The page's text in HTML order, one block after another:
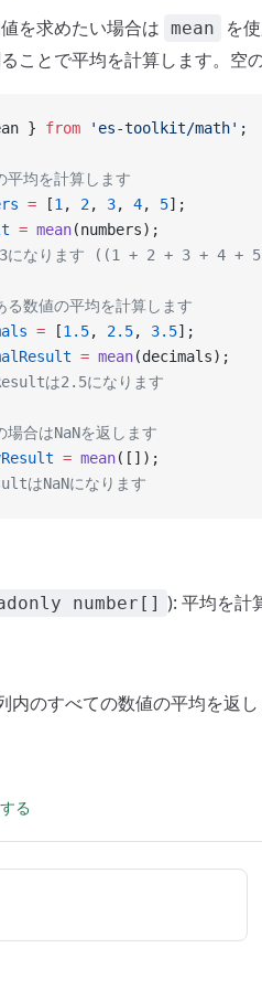
を求めたい場合は mean
を
ことで平均を計算します。空
} from 'es-toolkit/math' ;
均を計算します
= [1 , 2, 3, 4, 5];
= mean(numbers);
になります ((1 + 2 + 3 + 4
数値の平均を計算します
= [1.5, 2.5, 3.5];
= mean(decimals);
は2.5になります
合はNaNを返します
= mean([]);
はNaNになります
number[] ): 平均を計
内のすべての数値の平均を返
る